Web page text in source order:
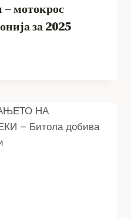
мотокрос
за 2025